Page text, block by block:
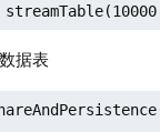
据表